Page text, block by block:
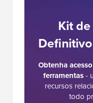
Kit
Obtenha
ferramentas-
recursos
todo